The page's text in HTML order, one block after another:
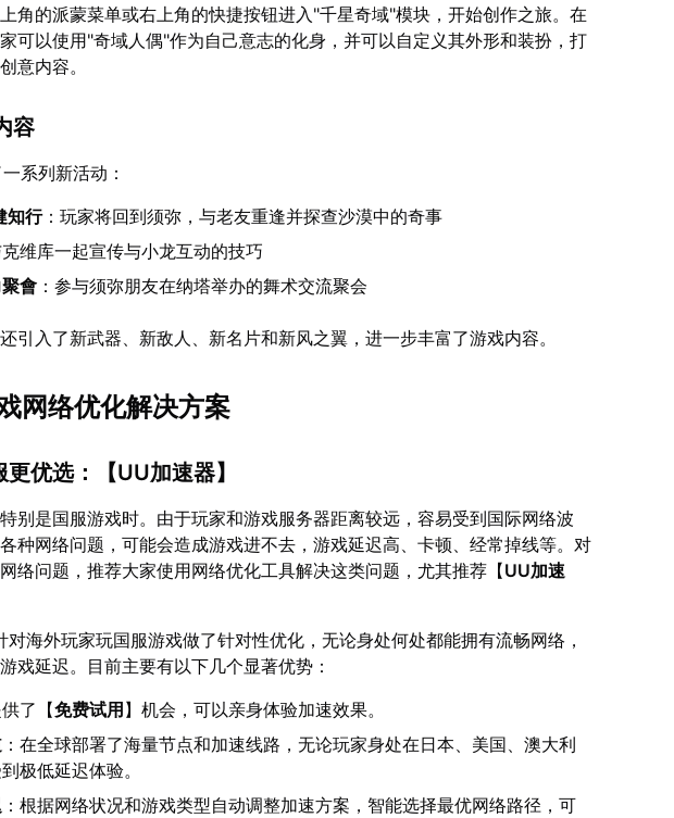
角的派蒙菜单或右上角的快捷按钮进入"千星奇域"模块，开始创作之旅。在
可以使用"奇域人偶"作为自己意志的化身，并可以自定义其外形和装扮，打
意内容。
容
系列新活动：
知行：玩家将回到须弥，与老友重逢并探查沙漠中的奇事
克维库一起宣传与小龙互动的技巧
會 ：参与须弥朋友在纳塔举办的舞术交流聚会
引入了新武器、新敌人、新名片和新风之翼，进一步丰富了游戏内容。
网络优化解决方案
更优选：【UU加速器】
别是国服游戏时。由于玩家和游戏服务器距离较远，容易受到国际网络波
种网络问题，可能会造成游戏进不去，游戏延迟高、卡顿、经常掉线等。对
络问题，推荐大家使用网络优化工具解决这类问题，尤其推荐【UU加速
对海外玩家玩国服游戏做了针对性优化，无论身处何处都能拥有流畅网络，
戏延迟。目前主要有以下几个显著优势：
供了【免费试用】机会，可以亲身体验加速效果。
：在全球部署了海量节点和加速线路，无论玩家身处在日本、美国、澳大利
极低延迟体验。
：根据网络状况和游戏类型自动调整加速方案，智能选择最优网络路径，可